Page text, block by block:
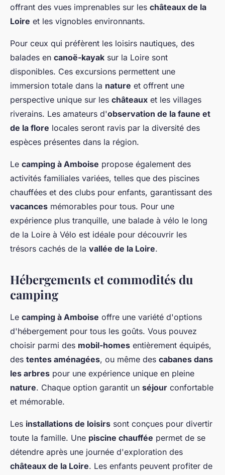
offrant des vues imprenables sur les châteaux de la
Loire et les vignobles environnants.
Pour ceux qui préfèrent les loisirs nautiques, des
balades en canoë-kayak sur la Loire sont
disponibles. Ces excursions permettent une
immersion totale dans la nature et offrent une
perspective unique sur les châteaux et les villages
riverains. Les amateurs d'observation de la faune et
de la flore locales seront ravis par la diversité des
espèces présentes dans la région.
Le camping à Amboise propose également des
activités familiales variées, telles que des piscines
chauffées et des clubs pour enfants, garantissant des
vacances mémorables pour tous. Pour une
expérience plus tranquille, une balade à vélo le long
de la Loire à Vélo est idéale pour découvrir les
trésors cachés de la vallée de la Loire.
Hébergements et commodités du
camping
Le camping à Amboise offre une variété d'options
d'hébergement pour tous les goûts. Vous pouvez
choisir parmi des mobil-homes entièrement équipés,
des tentes aménagées, ou même des cabanes dans
les arbres pour une expérience unique en pleine
nature. Chaque option garantit un séjour confortable
et mémorable.
Les installations de loisirs sont conçues pour divertir
toute la famille. Une piscine chauffée permet de se
détendre après une journée d'exploration des
châteaux de la Loire. Les enfants peuvent profiter de